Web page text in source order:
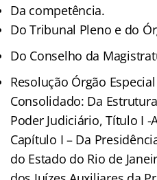
Da competência.
Do Tribunal Pleno e do
Do Conselho da
Resolução Órgão
Consolidado: Da
Poder Judiciário, Título I
Capítulo I – Da
do Estado do Rio de